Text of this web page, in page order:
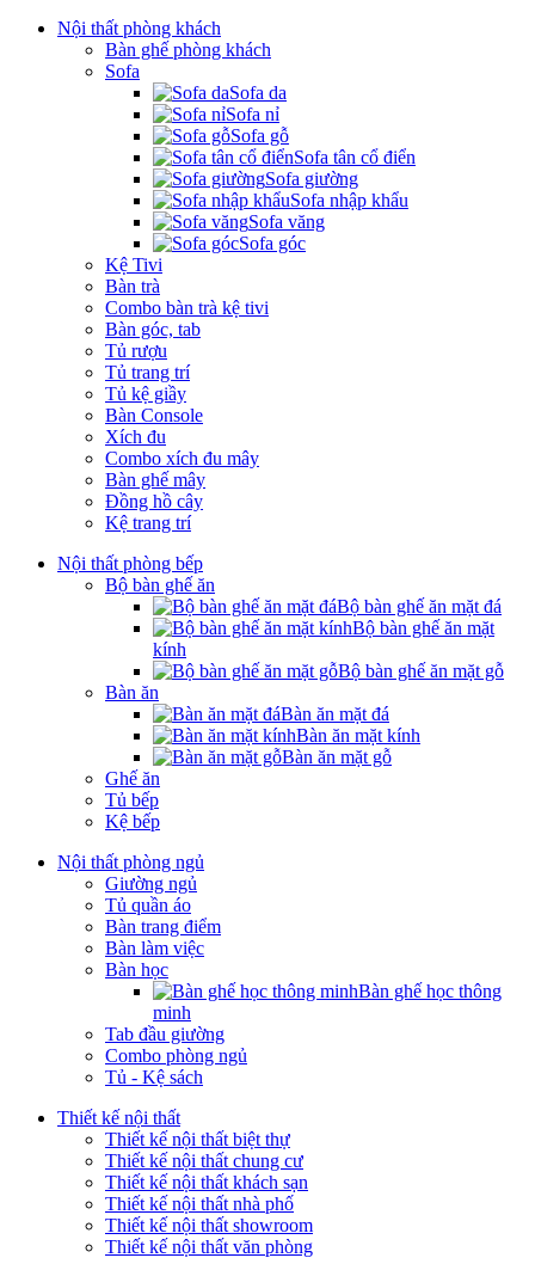
Nội thất phòng khách
Bàn ghế phòng khách
Sofa
Sofa da
Sofa nỉ
Sofa gỗ
Sofa tân cổ điển
Sofa giường
Sofa nhập khẩu
Sofa văng
Sofa góc
Kệ Tivi
Bàn trà
Combo bàn trà kệ tivi
Bàn góc, tab
Tủ rượu
Tủ trang trí
Tủ kệ giầy
Bàn Console
Xích đu
Combo xích đu mây
Bàn ghế mây
Đồng hồ cây
Kệ trang trí
Nội thất phòng bếp
Bộ bàn ghế ăn
Bộ bàn ghế ăn mặt đá
Bộ bàn ghế ăn mặt
kính
Bộ bàn ghế ăn mặt gỗ
Bàn ăn
Bàn ăn mặt đá
Bàn ăn mặt kính
Bàn ăn mặt gỗ
Ghế ăn
Tủ bếp
Kệ bếp
Nội thất phòng ngủ
Giường ngủ
Tủ quần áo
Bàn trang điểm
Bàn làm việc
Bàn học
Bàn ghế học thông
minh
Tab đầu giường
Combo phòng ngủ
Tủ - Kệ sách
Thiết kế nội thất
Thiết kế nội thất biệt thự
Thiết kế nội thất chung cư
Thiết kế nội thất khách sạn
Thiết kế nội thất nhà phố
Thiết kế nội thất showroom
Thiết kế nội thất văn phòng